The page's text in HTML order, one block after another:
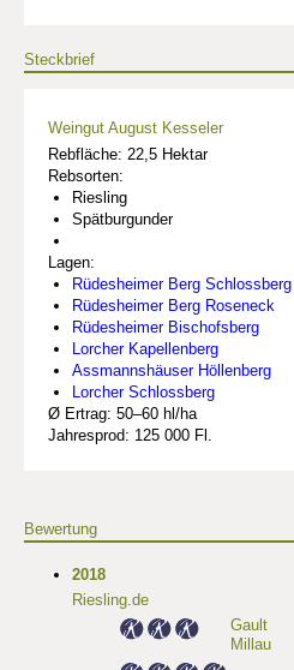
Steckbrief
Weingut August Kesseler
Rebfläche: 22,5 Hektar
Rebsorten:
Riesling
Spätburgunder
Lagen:
Rüdesheimer Berg Schlossberg
Rüdesheimer Berg Roseneck
Rüdesheimer Bischofsberg
Lorcher Kapellenberg
Assmannshäuser Höllenberg
Lorcher Schlossberg
Ø Ertrag: 50–60 hl/ha
Jahresprod: 125 000 Fl.
Bewertung
2018
Riesling.de
Gault
Millau